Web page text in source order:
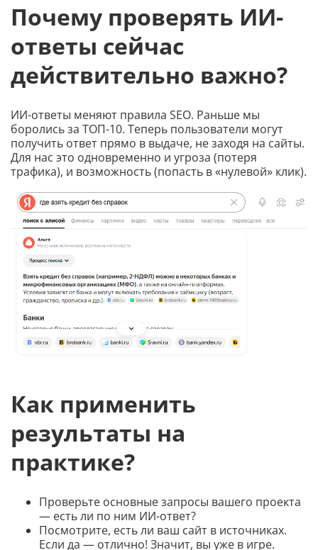
Почему проверять ИИ-
ответы сейчас
действительно важно?
ИИ-ответы меняют правила SEO. Раньше мы
боролись за ТОП-10. Теперь пользователи могут
получить ответ прямо в выдаче, не заходя на сайты.
Для нас это одновременно и угроза (потеря
трафика), и возможность (попасть в «нулевой» клик).
Как применить
результаты на
практике?
Проверьте основные запросы вашего проекта
— есть ли по ним ИИ-ответ?
Посмотрите, есть ли ваш сайт в источниках.
Если да — отлично! Значит, вы уже в игре.